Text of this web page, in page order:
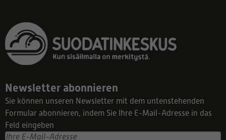
Newsletter abonnieren
Sie können unseren Newsletter mit dem untenstehenden
Formular abonnieren, indem Sie Ihre E-Mail-Adresse in das
Feld eingeben